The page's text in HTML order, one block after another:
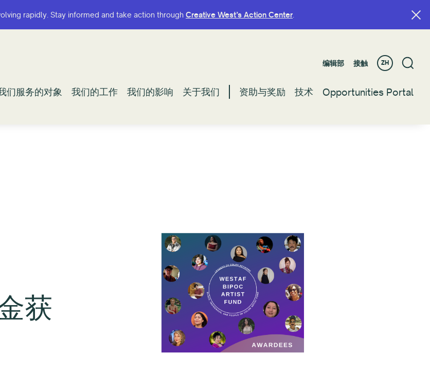
rapidly. Stay informed and take action through Creative West’s Action Center.
编辑部 接触 ZH
们服务的对象 我们的工作 我们的影响 关于我们 资助与奖励 技术 Opportunities Portal
rapidly. Stay informed and take action through Creative West’s Action Center.
编辑部 接触 ZH
们服务的对象 我们的工作 我们的影响 关于我们 资助与奖励 技术 Opportunities Portal
获